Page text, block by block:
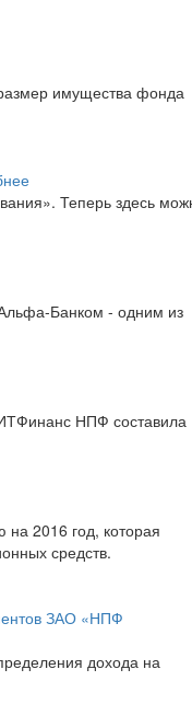
имущества фонда
Теперь здесь
Банком - одним из
НПФ составила
2016 год, которая
средств.
ЗАО «НПФ
дохода на